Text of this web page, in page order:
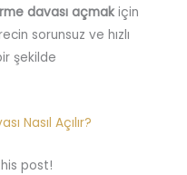
davası açmakiçin
sorunsuz ve hızlı
şekilde
Nasıl Açılır?
post!